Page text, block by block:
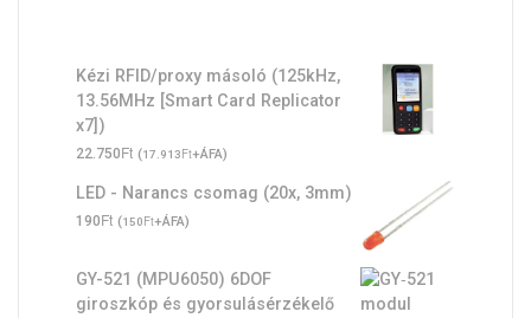
Kézi RFID/proxy másoló (125kHz,
13.56MHz [Smart Card Replicator
x7])
22.750Ft (17.913Ft+ÁFA)
LED - Narancs csomag (20x, 3mm)
190Ft (150Ft+ÁFA)
GY-521 (MPU6050) 6DOF
giroszkóp és gyorsulásérzékelő